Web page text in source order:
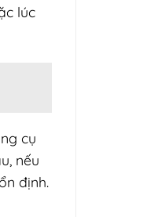
lúc
cụ
nếu
định.